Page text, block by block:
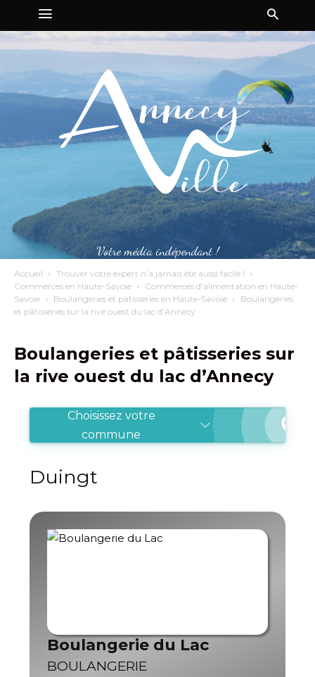
Votre média indépendant !
Accueil
Trouver votre expert n’a jamais été aussi facile !
Commerces en Haute-Savoie
Commerces d’alimentation en Haute-
Savoie
Boulangeries et pâtisseries en Haute-Savoie
Boulangeries
et pâtisseries sur la rive ouest du lac d’Annecy
Boulangeries et pâtisseries sur
la rive ouest du lac d’Annecy
Choisissez votre
commune
Duingt
Boulangerie du Lac
BOULANGERIE